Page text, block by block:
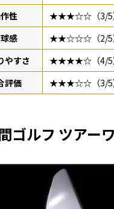
性
★★★☆☆（3/5
感
★★☆☆☆（2/5
やすさ
★★★★☆（4/5
評価
★★★☆☆（3/5
ゴルフ ツアー